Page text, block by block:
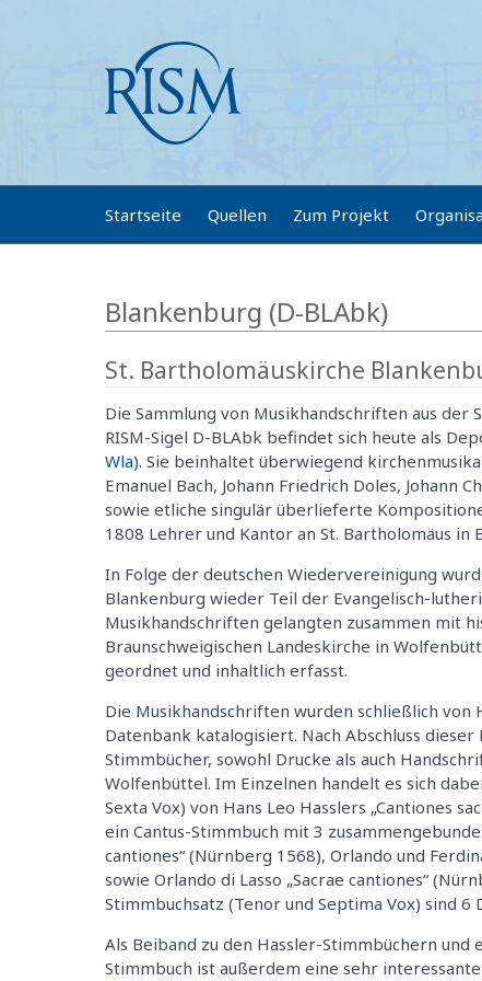
Startseite Quellen Zum Projekt
Blankenburg (D-BLAbk)
St. Bartholomäuskirche
Die Sammlung von Musikhandschriften aus
RISM-Sigel D-BLAbk befindet sich heute als
Wla). Sie beinhaltet überwiegend
Emanuel Bach, Johann Friedrich Doles, Johann
sowie etliche singulär überlieferte
1808 Lehrer und Kantor an St. Bartholomäus in
In Folge der deutschen Wiedervereinigung
Blankenburg wieder Teil der Evangelisch-
Musikhandschriften gelangten zusammen mit
Braunschweigischen Landeskirche in
geordnet und inhaltlich erfasst.
Die Musikhandschriften wurden schließlich von
Datenbank katalogisiert. Nach Abschluss
Stimmbücher, sowohl Drucke als auch
Wolfenbüttel. Im Einzelnen handelt es sich
Sexta Vox) von Hans Leo Hasslers „Cantiones
ein Cantus-Stimmbuch mit 3
cantiones“ (Nürnberg 1568), Orlando und
sowie Orlando di Lasso „Sacrae cantiones“
Stimmbuchsatz (Tenor und Septima Vox) sind
Als Beiband zu den Hassler-Stimmbüchern
Stimmbuch ist außerdem eine sehr